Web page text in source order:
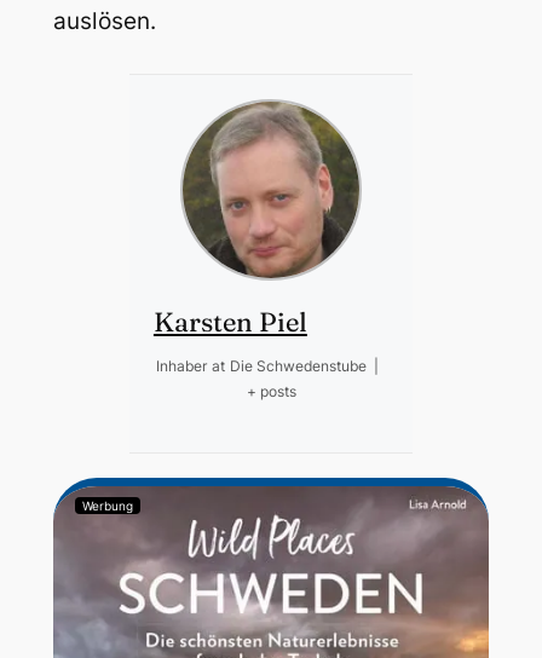
auslösen.
Karsten Piel
Inhaber at Die Schwedenstube
+ posts
Werbung